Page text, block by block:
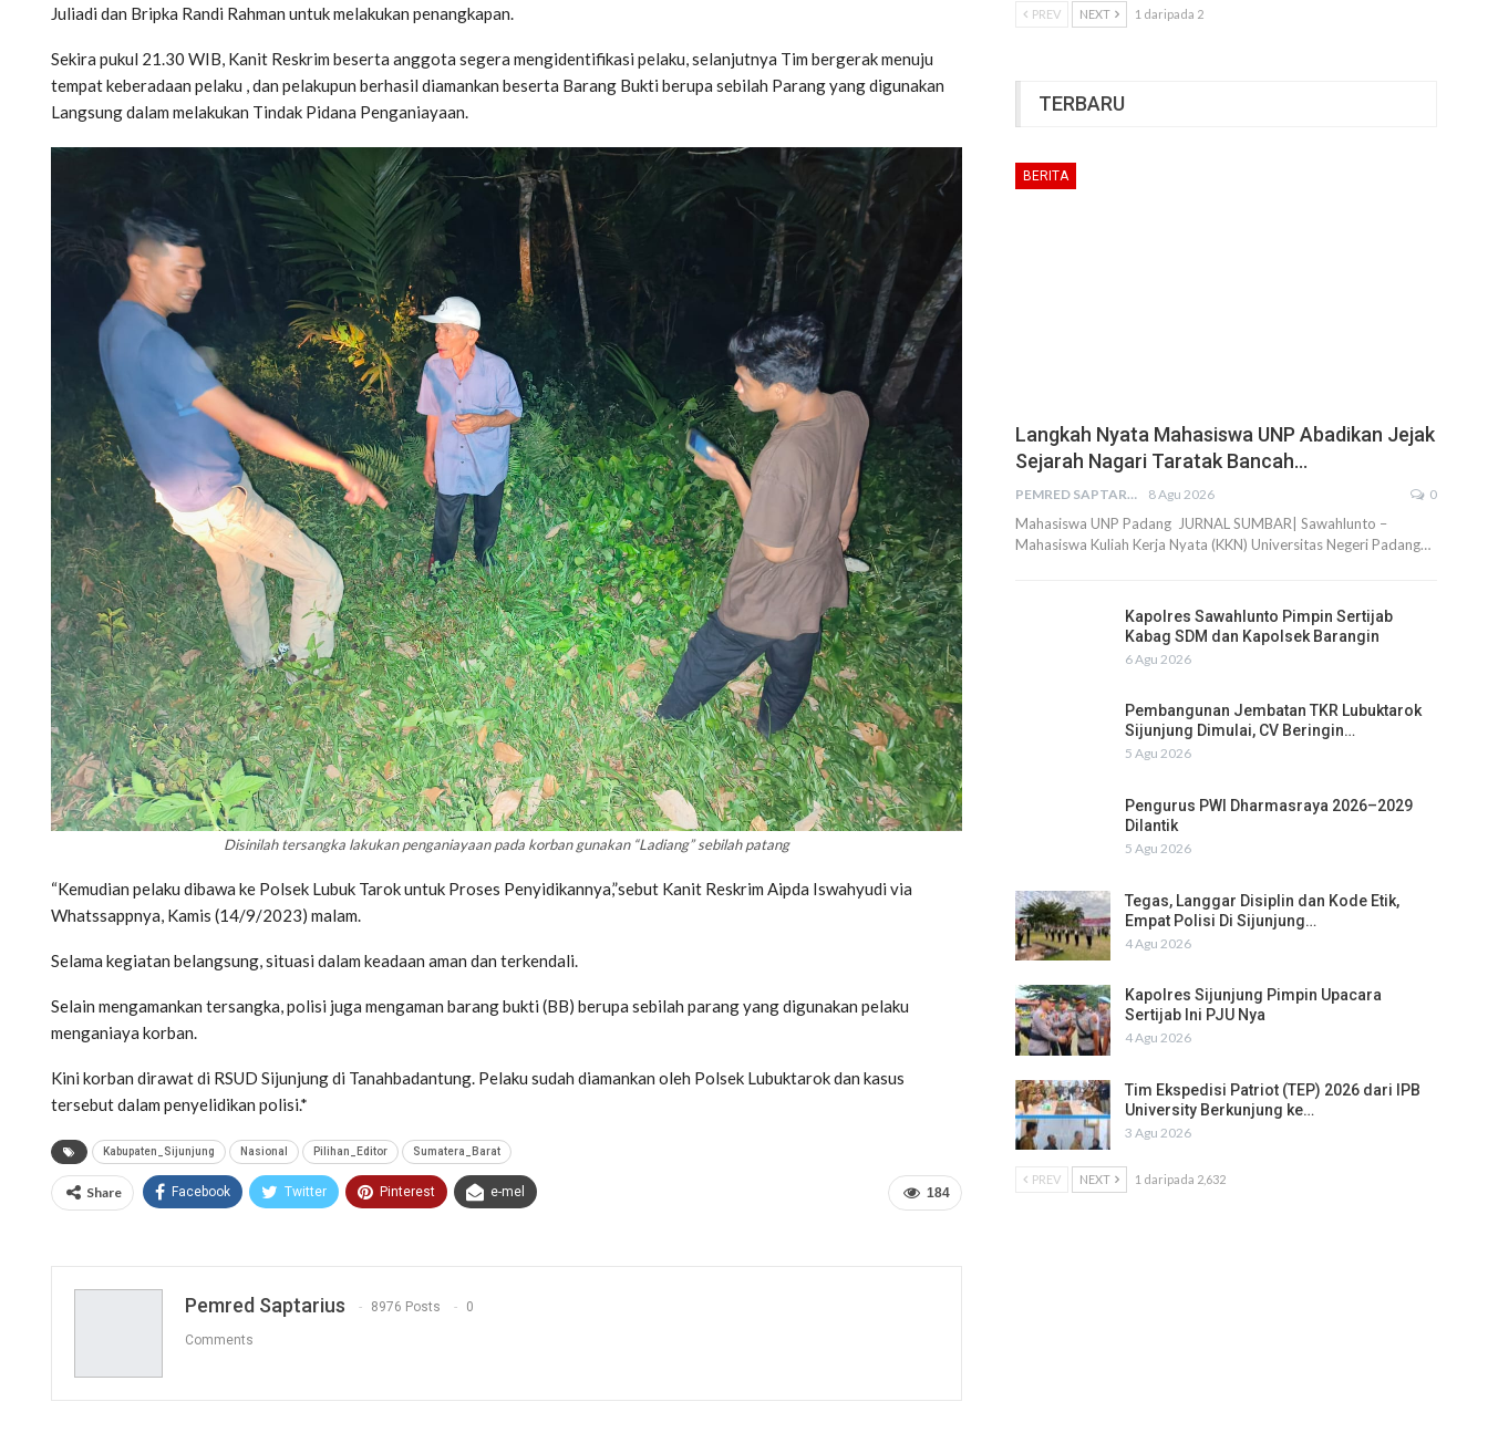
Juliadi dan Bripka Randi Rahman untuk melakukan penangkapan.
Sekira pukul 21.30 WIB, Kanit Reskrim beserta anggota segera mengidentifikasi pelaku, selanjutnya Tim bergerak menuju
tempat keberadaan pelaku , dan pelakupun berhasil diamankan beserta Barang Bukti berupa sebilah Parang yang digunakan
Langsung dalam melakukan Tindak Pidana Penganiayaan.
Disinilah tersangka lakukan penganiayaan pada korban gunakan “Ladiang” sebilah patang
“Kemudian pelaku dibawa ke Polsek Lubuk Tarok untuk Proses Penyidikannya,”sebut Kanit Reskrim Aipda Iswahyudi via
Whatssappnya, Kamis (14/9/2023) malam.
Selama kegiatan belangsung, situasi dalam keadaan aman dan terkendali.
Selain mengamankan tersangka, polisi juga mengaman barang bukti (BB) berupa sebilah parang yang digunakan pelaku
menganiaya korban.
Kini korban dirawat di RSUD Sijunjung di Tanahbadantung. Pelaku sudah diamankan oleh Polsek Lubuktarok dan kasus
tersebut dalam penyelidikan polisi.*
Kabupaten_Sijunjung Nasional Pilihan_Editor Sumatera_Barat
184
Share Facebook Twitter Pinterest e-mel
Pemred Saptarius 8976 Posts 0
Comments
PREV NEXT 1 daripada 2
TERBARU
BERITA
Langkah Nyata Mahasiswa UNP Abadikan Jejak
Sejarah Nagari Taratak Bancah…
PEMRED SAPTARIUS 8 Agu 2026 0
Mahasiswa UNP Padang JURNAL SUMBAR| Sawahlunto –
Mahasiswa Kuliah Kerja Nyata (KKN) Universitas Negeri Padang…
Kapolres Sawahlunto Pimpin Sertijab
Kabag SDM dan Kapolsek Barangin
6 Agu 2026
Pembangunan Jembatan TKR Lubuktarok
Sijunjung Dimulai, CV Beringin…
5 Agu 2026
Pengurus PWI Dharmasraya 2026–2029
Dilantik
5 Agu 2026
Tegas, Langgar Disiplin dan Kode Etik,
Empat Polisi Di Sijunjung…
4 Agu 2026
Kapolres Sijunjung Pimpin Upacara
Sertijab Ini PJU Nya
4 Agu 2026
Tim Ekspedisi Patriot (TEP) 2026 dari IPB
University Berkunjung ke…
3 Agu 2026
PREV NEXT 1 daripada 2,632